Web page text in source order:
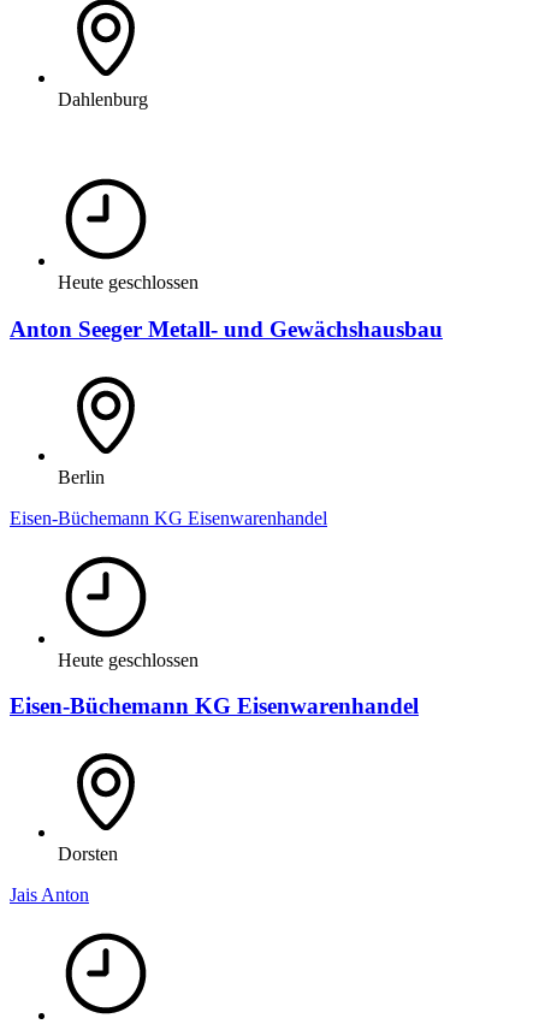
Dahlenburg
Heute geschlossen
Anton Seeger Metall- und Gewächshausbau
Berlin
Eisen-Büchemann KG Eisenwarenhandel
Heute geschlossen
Eisen-Büchemann KG Eisenwarenhandel
Dorsten
Jais Anton